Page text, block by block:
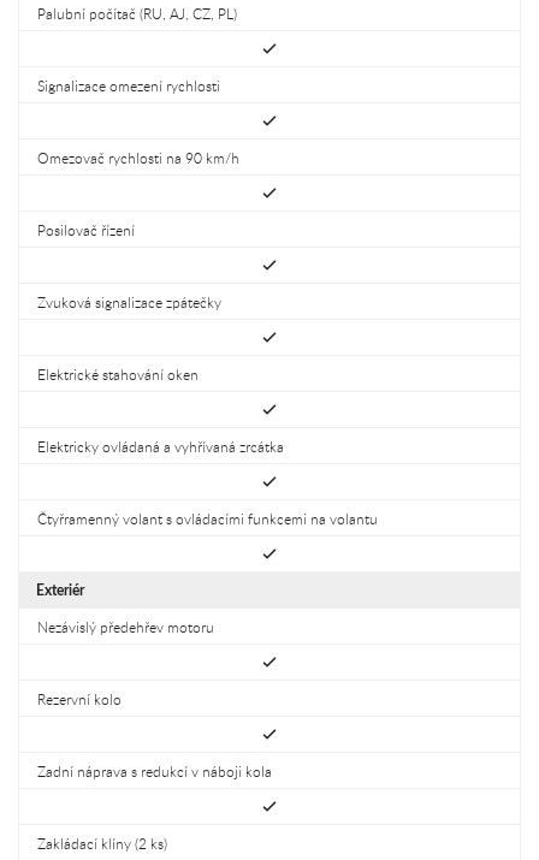
Palubní počítač (RU, AJ, CZ, PL)
Signalizace omezení rychlosti
Omezovač rychlosti na 90 km/h
Posilovač řízení
Zvuková signalizace zpátečky
Elektrické stahování oken
Elektricky ovládaná a vyhřívaná zrcátka
Čtyřramenný volant s ovládacími funkcemi na volantu
Exteriér
Nezávislý předehřev motoru
Rezervní kolo
Zadní náprava s redukcí v náboji kola
Zakládací klíny (2 ks)